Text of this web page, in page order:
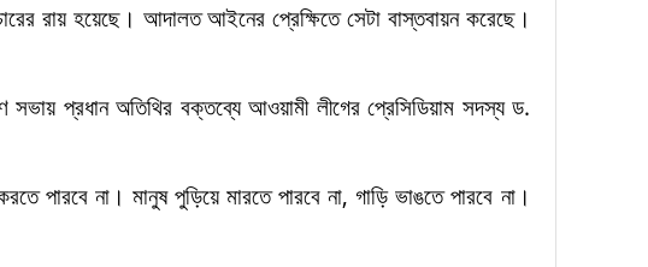
রায় হয়েছে। আদালত আইনের প্রেক্ষিতে সেটা বাস্তবায়ন করেছে।
সভায় প্রধান অতিথির বক্তব্যে আওয়ামী লীগের প্রেসিডিয়াম সদস্য ড.
পারবে না। মানুষ পুড়িয়ে মারতে পারবে না, গাড়ি ভাঙতে পারবে না।